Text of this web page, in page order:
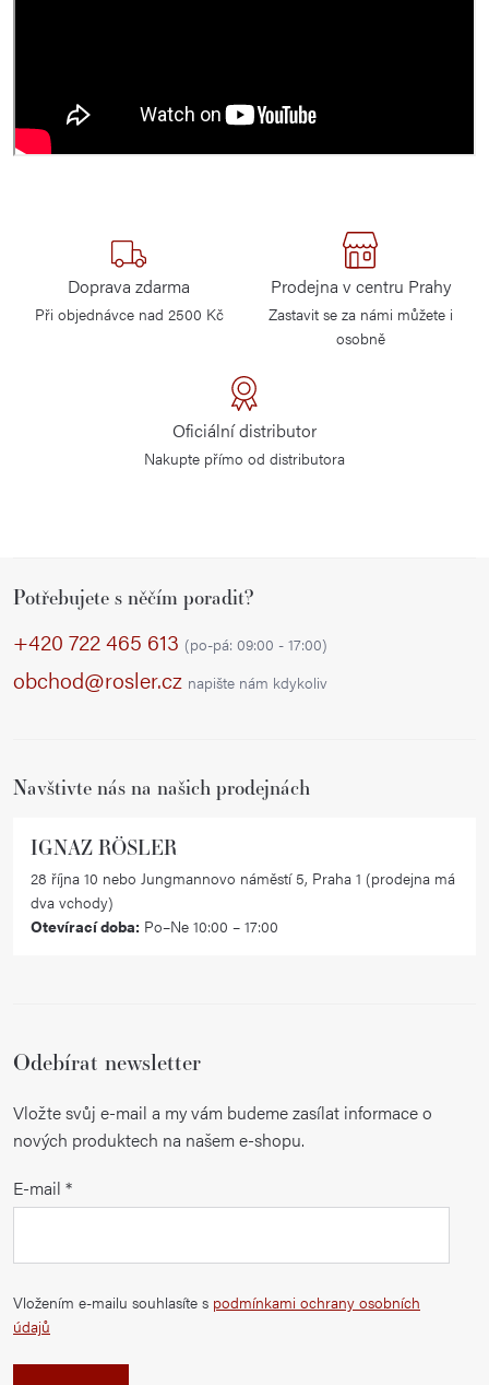
Doprava zdarma
Při objednávce nad 2500 Kč
Prodejna v centru Prahy
Zastavit se za námi můžete i
osobně
Oficiální distributor
Nakupte přímo od distributora
Potřebujete s něčím poradit?
+420 722 465 613 (po-pá: 09:00 - 17:00)
obchod@rosler.cz napište nám kdykoliv
Navštivte nás na našich prodejnách
IGNAZ RÖSLER
28 října 10 nebo Jungmannovo náměstí 5, Praha 1 (prodejna má
dva vchody)
Otevírací doba: Po–Ne 10:00 – 17:00
Odebírat newsletter
Vložte svůj e-mail a my vám budeme zasílat informace o
nových produktech na našem e-shopu.
E-mail
Vložením e-mailu souhlasíte s podmínkami ochrany osobních
údajů